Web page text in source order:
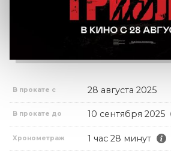
В прокате с 28 августа 2025
В прокате до 10 сентября 2025
Хронометраж 1 час 28 минут